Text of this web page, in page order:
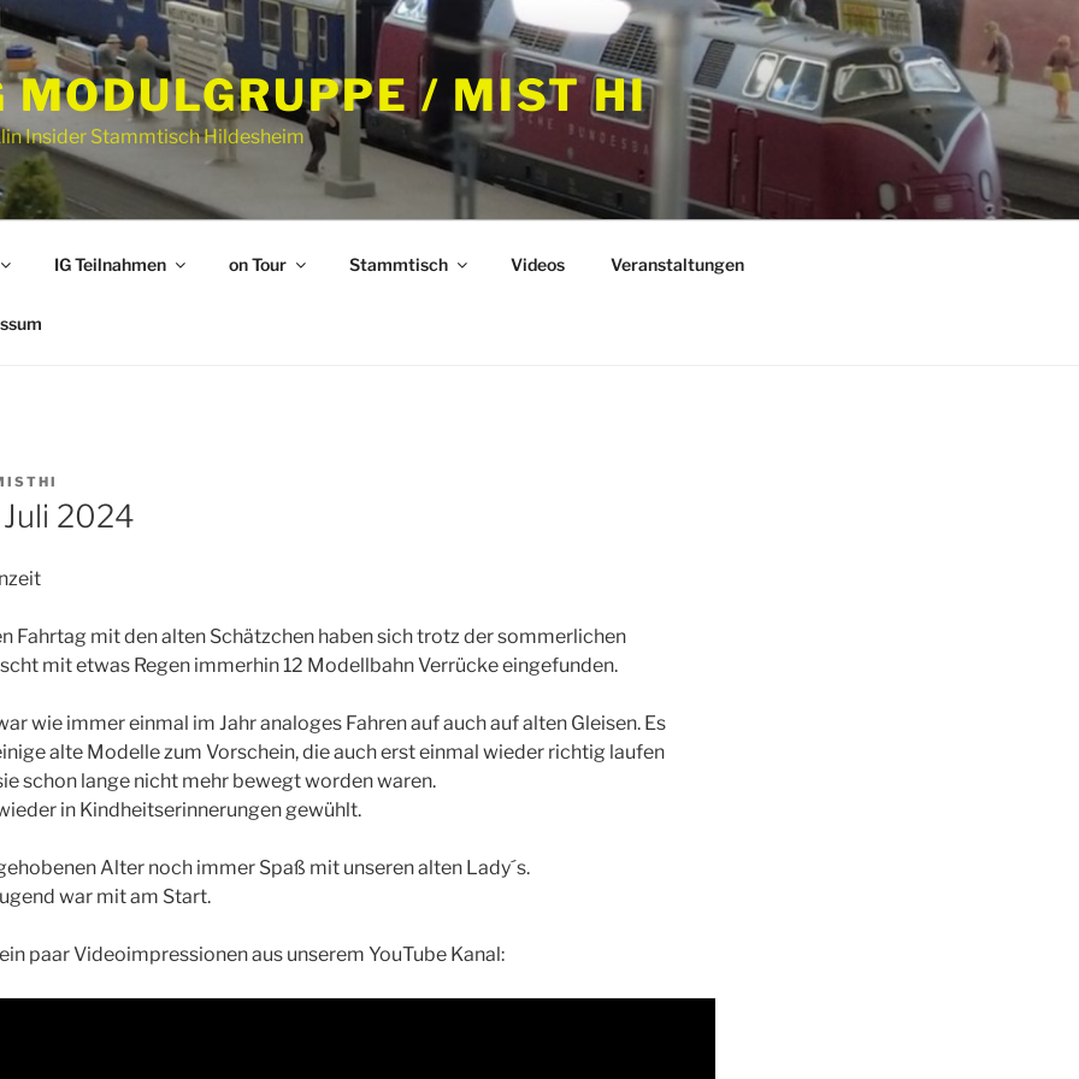
MODULGRUPPE / MIST HI
Insider Stammtisch Hildesheim
IG Teilnahmen on Tour Stammtisch Videos Veranstaltungen
2024
Fahrtag mit den alten Schätzchen haben sich trotz der sommerlichen
mit etwas Regen immerhin 12 Modellbahn Verrücke eingefunden.
wie immer einmal im Jahr analoges Fahren auf auch auf alten Gleisen. Es
alte Modelle zum Vorschein, die auch erst einmal wieder richtig laufen
schon lange nicht mehr bewegt worden waren.
in Kindheitserinnerungen gewühlt.
Alter noch immer Spaß mit unseren alten Lady´s.
war mit am Start.
paar Videoimpressionen aus unserem YouTube Kanal: